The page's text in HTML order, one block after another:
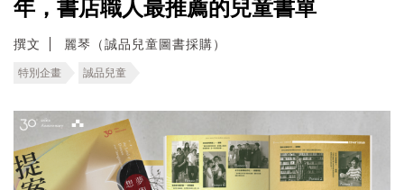
年，書店職人最推薦的兒童書單
撰文 麗琴（誠品兒童圖書採購）
特別企畫 誠品兒童